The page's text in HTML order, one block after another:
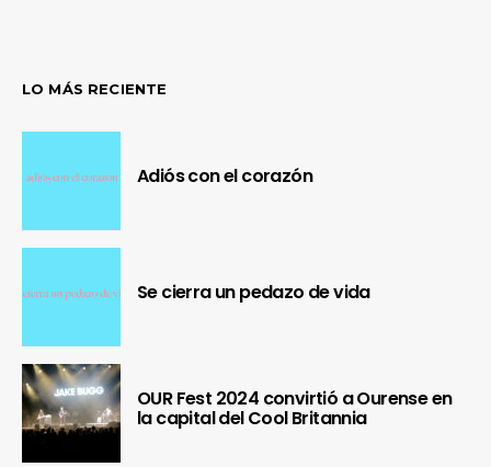
LO MÁS RECIENTE
Adiós con el corazón
Se cierra un pedazo de vida
OUR Fest 2024 convirtió a Ourense en
la capital del Cool Britannia